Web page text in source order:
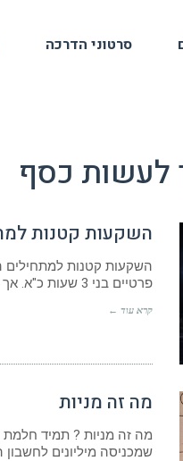
סרטוני הדרכה
לעשות כסף
השקעות קטנות
פרטיים בני 3 שעות כ"א. אך לפני הכל,
קרא עוד ←
מה זה מניות
מה זה מניות ? תמיד
שמכניסה מיליונים